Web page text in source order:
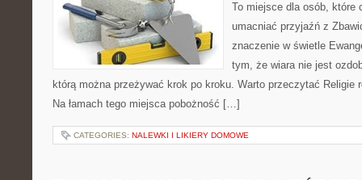
To miejsce dla osób, które
umacniać przyjaźń z
znaczenie w świetle
tym, że wiara nie jest
którą można przeżywać krok po kroku. Warto przeczytać Religie
Na łamach tego miejsca pobożność […]
CATEGORIES: NALEWKI I LIKIERY DOMOWE